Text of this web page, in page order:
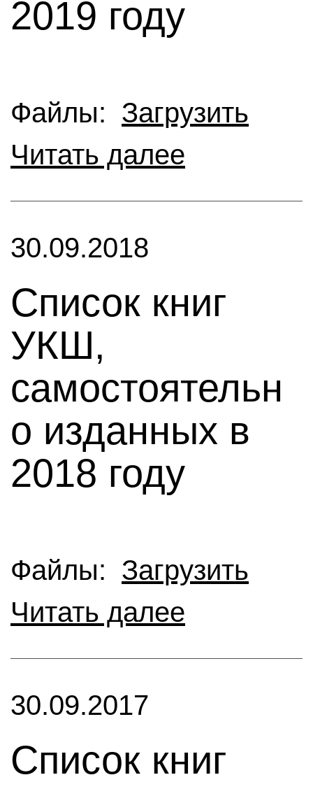
2019 году
Файлы: Загрузить
Читать далее
30.09.2018
Cписок книг
УКШ,
самостоятельн
о изданных в
2018 году
Файлы: Загрузить
Читать далее
30.09.2017
Cписок книг